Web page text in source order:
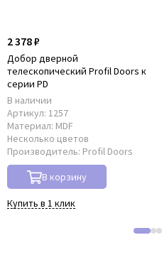
2 378 ₽
Добор дверной
телескопический Profil Doors к
серии PD
В наличии
Артикул: 1257
Материал: MDF
Несколько цветов
Производитель: Profil Doors
В корзину
Купить в 1 клик